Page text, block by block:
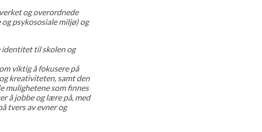
og overordnede
psykososiale miljø) og
til skolen og
viktig å fokusere på
kreativiteten, samt den
mulighetene som finnes
å jobbe og lære på, med
tvers av evner og